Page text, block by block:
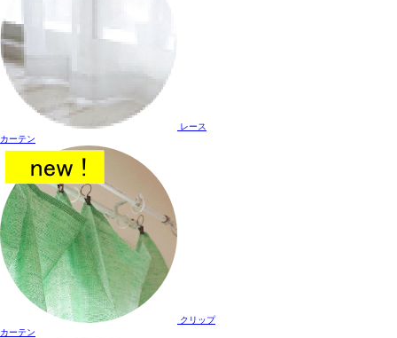
レース
カーテン
クリップ
カーテン